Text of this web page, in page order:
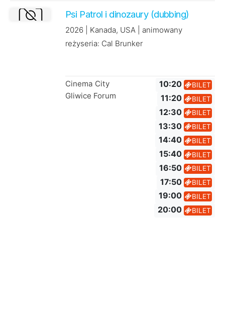
Psi Patrol i dinozaury (dubbing)
2026 | Kanada, USA | animowany
reżyseria: Cal Brunker
Cinema City
Gliwice Forum
10:20 BILET
11:20 BILET
12:30 BILET
13:30 BILET
14:40 BILET
15:40 BILET
16:50 BILET
17:50 BILET
19:00 BILET
20:00 BILET